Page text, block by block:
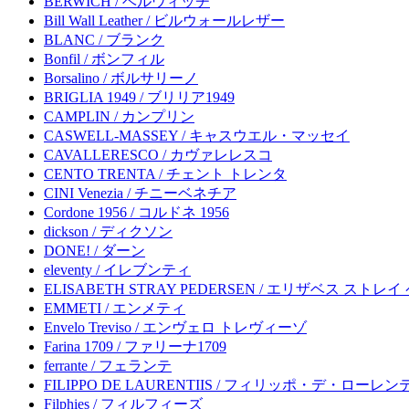
Bill Wall Leather / ビルウォールレザー
BLANC / ブランク
Bonfil / ボンフィル
Borsalino / ボルサリーノ
BRIGLIA 1949 / ブリリア1949
CAMPLIN / カンプリン
CASWELL-MASSEY / キャスウエル・マッセイ
CAVALLERESCO / カヴァレレスコ
CENTO TRENTA / チェント トレンタ
CINI Venezia / チニーベネチア
Cordone 1956 / コルドネ 1956
dickson / ディクソン
DONE! / ダーン
eleventy / イレブンティ
ELISABETH STRAY PEDERSEN / エリザベス ストレイ
EMMETI / エンメティ
Envelo Treviso / エンヴェロ トレヴィーゾ
Farina 1709 / ファリーナ1709
ferrante / フェランテ
FILIPPO DE LAURENTIIS / フィリッポ・デ・ローレン
Filphies / フィルフィーズ